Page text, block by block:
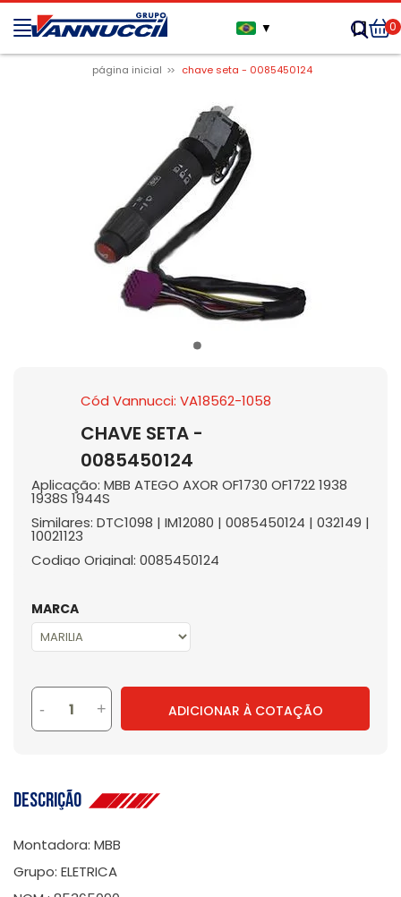
▼ 0
página inicial chave seta - 0085450124
Cód Vannucci: VA18562-1058
CHAVE SETA -
0085450124
Aplicação: MBB ATEGO AXOR OF1730 OF1722 1938
1938S 1944S
Similares: DTC1098 | IM12080 | 0085450124 | 032149 |
10021123
Codigo Original: 0085450124
MARCA
- + ADICIONAR À COTAÇÃO
Descrição
Montadora: MBB
Grupo: ELETRICA